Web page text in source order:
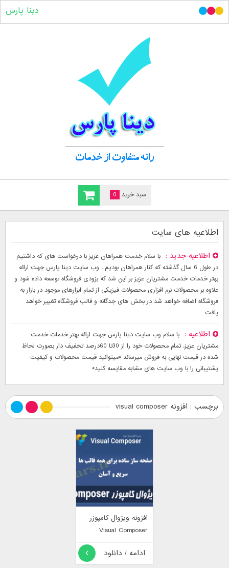
سبد خرید 0
دینا پارس
اطلاعیه های سایت
اطلاعیه جدید
با سلام خدمت همراهان عزیز با درخواست های که داشتیم
در طول 6 سال گذشته که کنار همراهان بودیم . وب سایت دینا پارس جهت ارائه
بهتر خدمات خدمت مشتریان عزیز بر این شد که بزودی فروشگاه توسعه داده شود و
علاوه بر محصولات نرم افزاری محصولات فیزیکی از تمام ابزارهای موجود در بازار به
فروشگاه اضافه خواهد شد در بخش های جدگانه و قالب فروشگاه تغییر خواهد
یافت
اطلاعیه
با سلام وب سایت دینا پارس جهت ارائه بهتر خدمات خدمت
مشتریان عزیز. تمام محصولات خود را از 30تا 60درصد تخفیف دار بصورت لحاظ
شده در قیمت نهایی به فروش میرساند *میتوانید قیمت محصولات و کیفیت
پشتیبانی را با وب سایت های مشابه مقایسه کنید*
برچسب : افزونه visual composer
افزونه ویژوال کامپوزر
Visual Composer
فارسی نسخه ۵٫۴٫۷
ادامه / دانلود